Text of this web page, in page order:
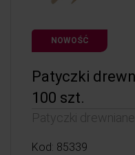
NOWOŚĆ
Patyczki
100 szt.
Patyczki
Kod: 85339